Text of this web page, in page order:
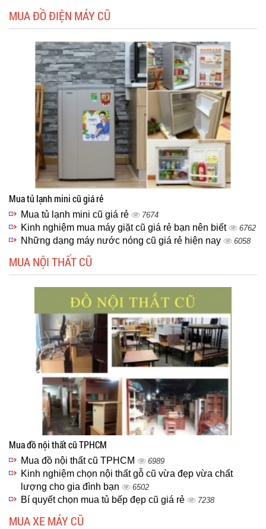
MUA ĐỒ ĐIỆN MÁY CŨ
Mua tủ lạnh mini cũ giá rẻ
Mua tủ lạnh mini cũ giá rẻ 7674
Kinh nghiệm mua máy giặt cũ giá rẻ bạn nên biết 6762
Những dạng máy nước nóng cũ giá rẻ hiện nay 6058
MUA NỘI THẤT CŨ
Mua đồ nội thất cũ TPHCM
Mua đồ nội thất cũ TPHCM 6989
Kinh nghiệm chọn nội thất gỗ cũ vừa đẹp vừa chất
lượng cho gia đình bạn
6502
Bí quyết chọn mua tủ bếp đẹp cũ giá rẻ 7238
MUA XE MÁY CŨ